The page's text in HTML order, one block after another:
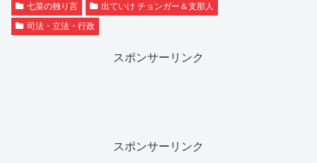
七菜の独り言
出ていけ チョンガー＆支那人
司法・立法・行政
スポンサーリンク
スポンサーリンク